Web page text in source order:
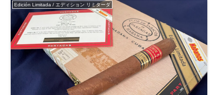
Edición Limitada / エディション リミターダ